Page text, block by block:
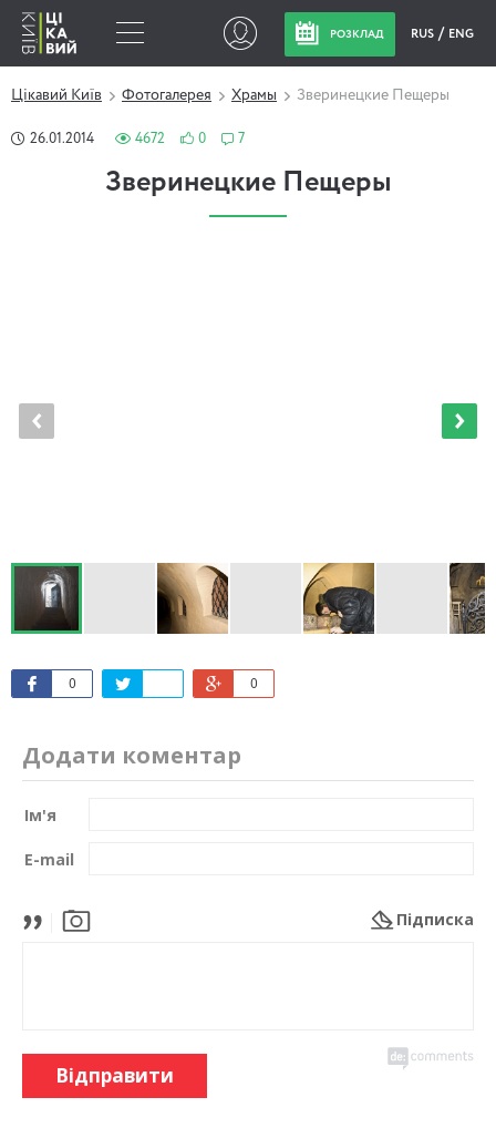
РОЗКЛАД RUS ENG
Цікавий Київ Фотогалерея Храмы Зверинецкие Пещеры
26.01.2014 4672 0 7
Зверинецкие Пещеры
0 0
Додати коментар
Ім'я
E-mail
Підписка
Відправити